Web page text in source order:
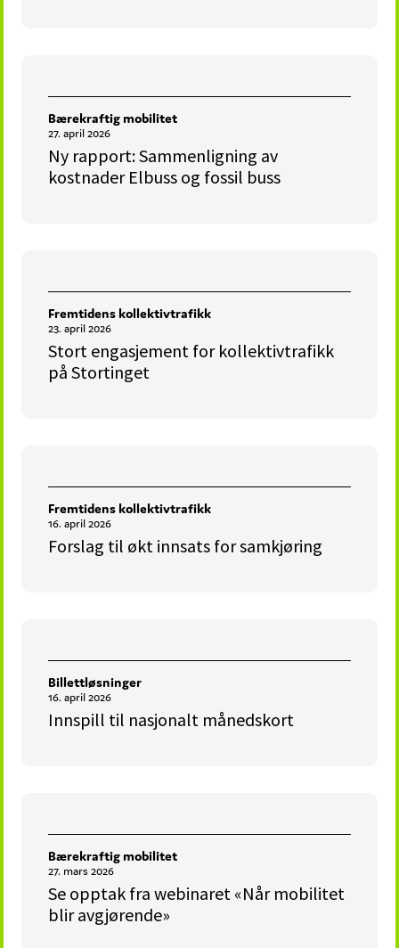
Bærekraftig mobilitet
27. april 2026
Ny rapport: Sammenligning av
kostnader Elbuss og fossil buss
Fremtidens kollektivtrafikk
23. april 2026
Stort engasjement for kollektivtrafikk
på Stortinget
Fremtidens kollektivtrafikk
16. april 2026
Forslag til økt innsats for samkjøring
Billettløsninger
16. april 2026
Innspill til nasjonalt månedskort
Bærekraftig mobilitet
27. mars 2026
Se opptak fra webinaret «Når mobilitet
blir avgjørende»